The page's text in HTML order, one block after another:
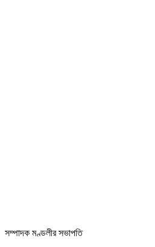
সম্পাদক মণ্ডলীর সভাপতি